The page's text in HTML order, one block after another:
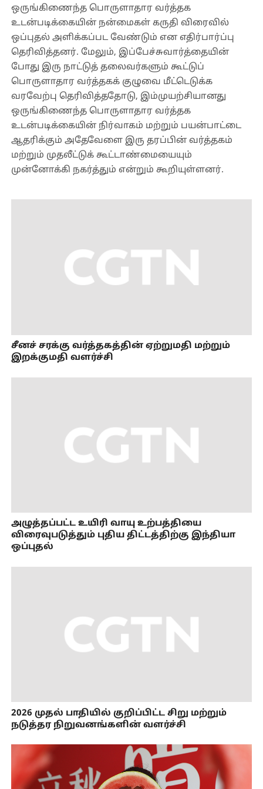
ஒருங்கிணைந்த பொருளாதார வர்த்தக
உடன்படிக்கையின் நன்மைகள் கருதி விரைவில்
ஒப்புதல் அளிக்கப்பட வேண்டும் என எதிர்பார்ப்பு
தெரிவித்தனர். மேலும், இப்பேச்சுவார்த்தையின்
போது இரு நாட்டுத் தலைவர்களும் கூட்டுப்
பொருளாதார வர்த்தகக் குழுவை மீட்டெடுக்க
வரவேற்பு தெரிவித்ததோடு, இம்முயற்சியானது
ஒருங்கிணைந்த பொருளாதார வர்த்தக
உடன்படிக்கையின் நிர்வாகம் மற்றும் பயன்பாட்டை
ஆதரிக்கும் அதேவேளை இரு தரப்பின் வர்த்தகம்
மற்றும் முதலீட்டுக் கூட்டாண்மையையும்
முன்னோக்கி நகர்த்தும் என்றும் கூறியுள்ளனர்.
சீனச் சரக்கு வர்த்தகத்தின் ஏற்றுமதி மற்றும்
இறக்குமதி வளர்ச்சி
அழுத்தப்பட்ட உயிரி வாயு உற்பத்தியை
விரைவுபடுத்தும் புதிய திட்டத்திற்கு இந்தியா
ஒப்புதல்
2026 முதல் பாதியில் குறிப்பிட்ட சிறு மற்றும்
நடுத்தர நிறுவனங்களின் வளர்ச்சி